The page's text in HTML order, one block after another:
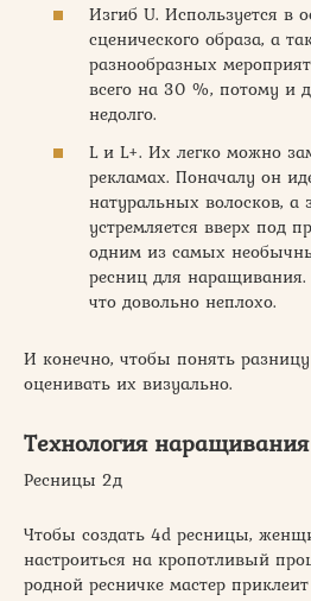
Изгиб U. Используется в
сценического образа, а
разнообразных
всего на 30 %, потому и
недолго.
L и L+. Их легко можно
рекламах. Поначалу он
натуральных волосков, а
устремляется вверх под
одним из самых
ресниц для
что довольно неплохо.
И конечно, чтобы понять
оценивать их визуально.
Технология
Ресницы 2д
Чтобы создать 4d ресницы,
настроиться на кропотливый
родной ресничке мастер